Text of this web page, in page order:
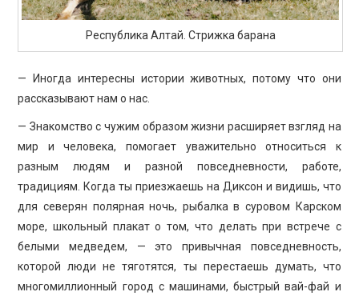
Республика Алтай. Стрижка барана
— Иногда интересны истории животных, потому что они
рассказывают нам о нас.
— Знакомство с чужим образом жизни расширяет взгляд на
мир и человека, помогает уважительно относиться к
разным людям и разной повседневности, работе,
традициям. Когда ты приезжаешь на Диксон и видишь, что
для северян полярная ночь, рыбалка в суровом Карском
море, школьный плакат о том, что делать при встрече с
белыми медведем, — это привычная повседневность,
которой люди не тяготятся, ты перестаешь думать, что
многомиллионный город с машинами, быстрый вай-фай и